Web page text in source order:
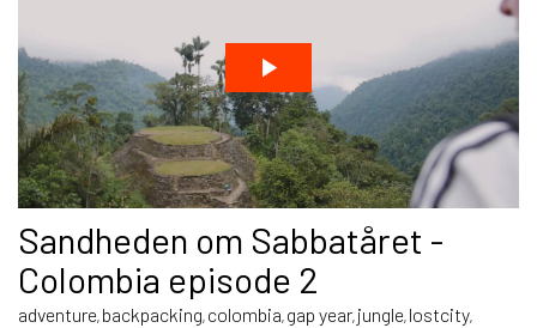
Sandheden om Sabbatåret -
Colombia episode 2
adventure, backpacking, colombia, gap year, jungle, lostcity,